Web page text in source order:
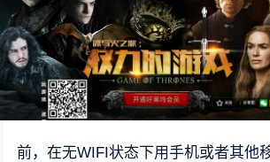
前，在无WIFI状态下用手机或者其他